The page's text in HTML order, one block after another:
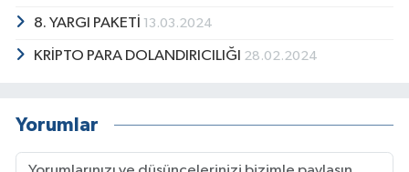
8. YARGI PAKETİ 13.03.2024
KRİPTO PARA DOLANDIRICILIĞI 28.02.2024
Yorumlar